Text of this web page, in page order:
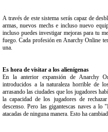
A través de este sistema serás capaz de
armas, nuevos mechs e incluso nuevo
incluso puedes investigar mejoras para tu
fuego. Cada profesión en Anarchy Online
una.
Es hora de visitar a los alienígenas
En la anterior expansión de Anarchy
introducidos a la naturaleza horrible de
arrasando las ciudades que los jugadores
la capacidad de los jugadores de
descenso. Pero las gigantescas naves a lo
atacadas de ninguna manera. Esto ha